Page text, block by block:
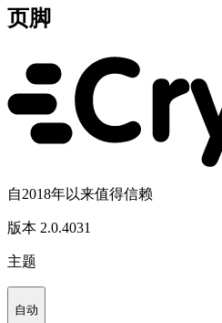
页脚
自2018年以来值得信赖
版本 2.0.4031
主题
自动